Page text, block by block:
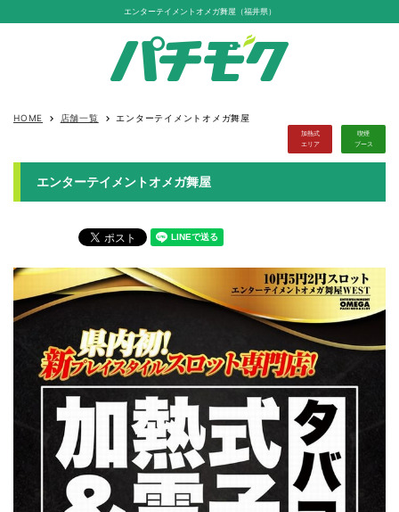
エンターテイメントオメガ舞屋（福井県）
HOME keyboard_arrow_right 店舗一覧 keyboard_arrow_right エンターテイメントオメガ舞屋
加熱式
エリア
喫煙
ブース
エンターテイメントオメガ舞屋